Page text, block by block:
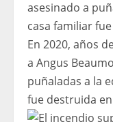
En 2020, años
a Angus
puñaladas a la
fue destruida